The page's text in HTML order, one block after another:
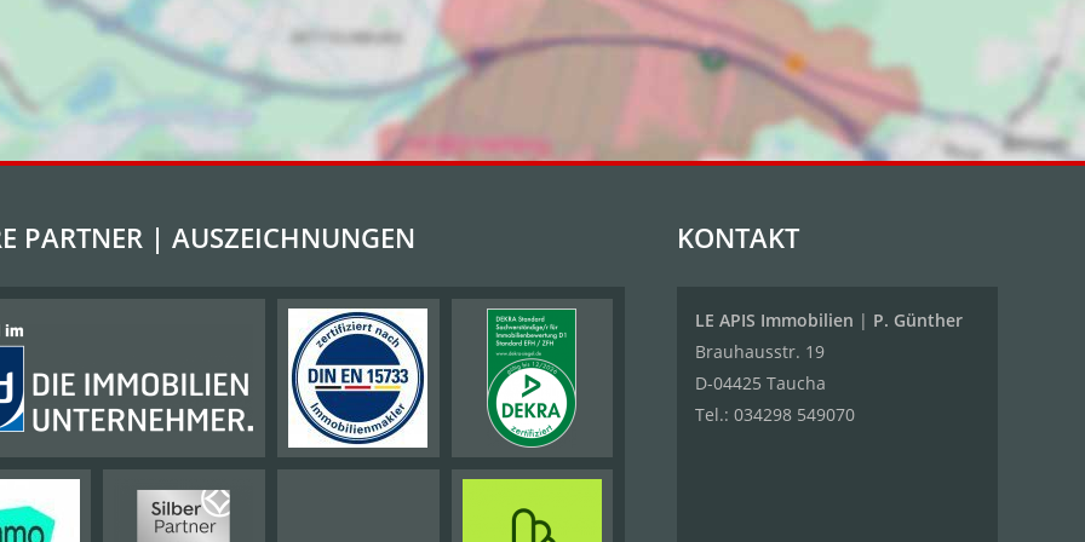
PARTNER | AUSZEICHNUNGEN KONTAKT
LE APIS Immobilien | P. Günther
Brauhausstr. 19
D-04425 Taucha
Tel.: 034298 549070